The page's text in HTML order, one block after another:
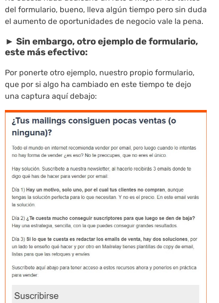
del formulario, bueno, lleva algún tiempo pero sin duda
el aumento de oportunidades de negocio vale la pena.
► Sin embargo, otro ejemplo de formulario,
este más efectivo:
Por ponerte otro ejemplo, nuestro propio formulario,
que por si algo ha cambiado en este tiempo te dejo
una captura aquí debajo: